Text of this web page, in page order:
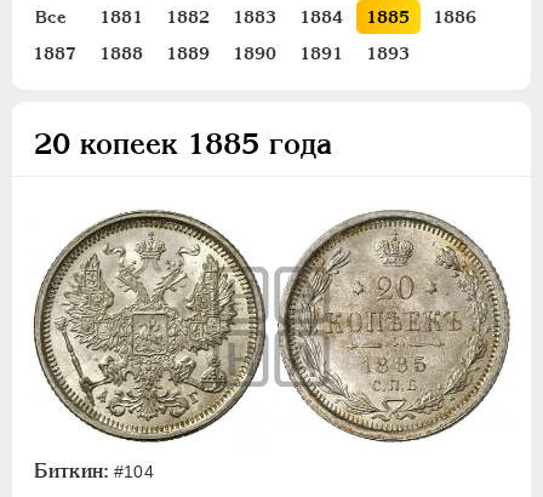
Все 1881 1882 1883 1884 1885
1886
1887
1888 1889 1890 1891 1893
20 копеек 1885 года
Биткин: #104
ЕКАТЕРИНА II
1762-1796
ПАВЕЛ I 1796-1801
АЛЕКСАНДР II 1855-1881
Золото
Серебро
1 рубль
Полтина
50 копеек
25 копеек
20 копеек
15 копеек